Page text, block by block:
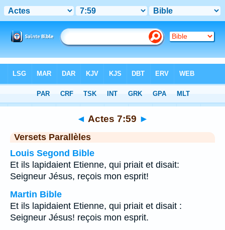
Chapitre 7> Verset 59
◄ Actes 7:59 ►
Versets Parallèles
Louis Segond Bible
Et ils lapidaient Etienne, qui priait et disait:
Seigneur Jésus, reçois mon esprit!
Martin Bible
Et ils lapidaient Etienne, qui priait et disait :
Seigneur Jésus! reçois mon esprit.